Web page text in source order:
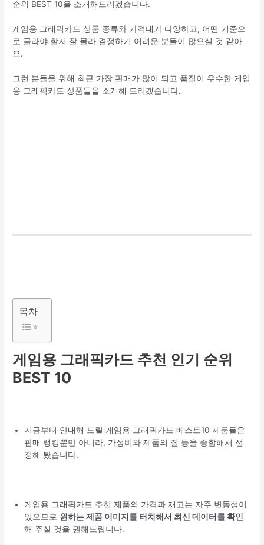
순위 BEST 10을 소개해드리겠습니다.
게임용 그래픽카드 상품 종류와 가격대가 다양하고, 어떤 기준으
로 골라야 할지 잘 몰라 결정하기 어려운 분들이 많으실 것 같아
요.
그런 분들을 위해 최근 가장 판매가 많이 되고 품질이 우수한 게임
용 그래픽카드 상품들을 소개해 드리겠습니다.
목차
게임용 그래픽카드 추천 인기 순위
BEST 10
지금부터 안내해 드릴 게임용 그래픽카드 베스트10 제품들은
판매 랭킹뿐만 아니라, 가성비와 제품의 질 등을 종합해서 선
정해 봤습니다.
게임용 그래픽카드 추천 제품의 가격과 재고는 자주 변동성이
있으므로 원하는 제품 이미지를 터치해서 최신 데이터를 확인
해 주실 것을 권해드립니다.